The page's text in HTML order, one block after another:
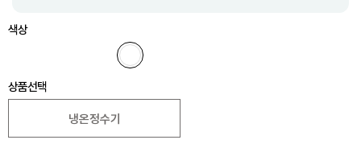
색상
상품선택
냉온정수기